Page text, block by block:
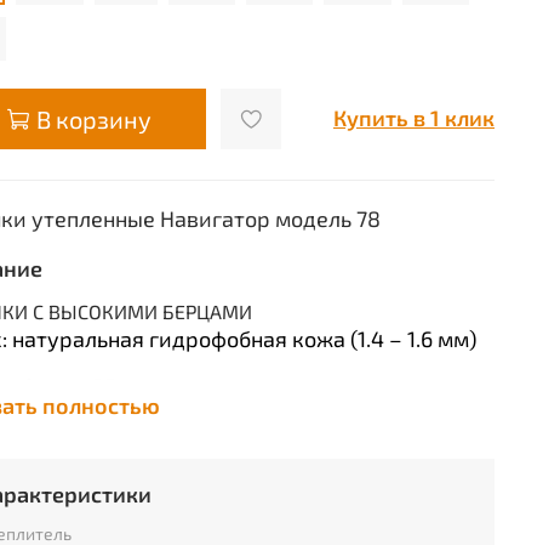
В корзину Купить в 1 клик
утепленные Навигатор модель 78
С ВЫСОКИМИ БЕРЦАМИ
натуральная гидрофобная кожа (1.4 – 1.6 мм)
резина.
крепления подошвы: клеепрошивной..
полностью